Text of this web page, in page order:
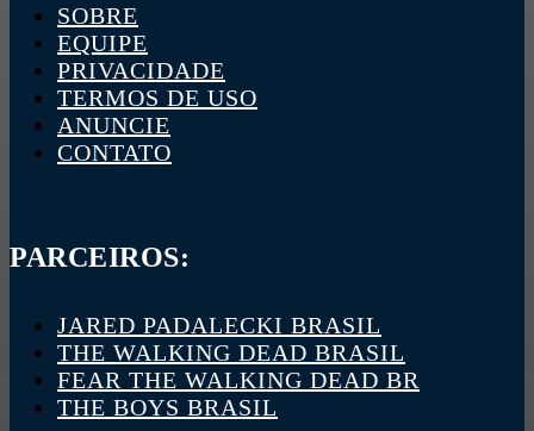
SOBRE
EQUIPE
PRIVACIDADE
TERMOS DE USO
ANUNCIE
CONTATO
PARCEIROS:
JARED PADALECKI BRASIL
THE WALKING DEAD BRASIL
FEAR THE WALKING DEAD BR
THE BOYS BRASIL